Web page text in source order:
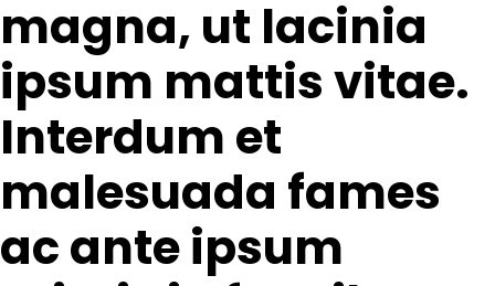
magna, ut lacinia
ipsum mattis vitae.
Interdum et
malesuada fames
ac ante ipsum